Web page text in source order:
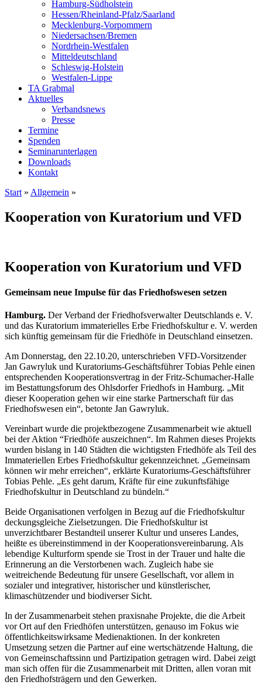
Hamburg-Südholstein
Hessen/Rheinland-Pfalz/Saarland
Mecklenburg-Vorpommern
Niedersachsen/Bremen
Nordrhein-Westfalen
Mitteldeutschland
Schleswig-Holstein
Westfalen-Lippe
TA Grabmal
Aktuelles
Verbandsnews
Presse
Termine
Spenden
Seminarunterlagen
Downloads
Kontakt
Start » Allgemein »
Kooperation von Kuratorium und VFD
Kooperation von Kuratorium und VFD
Gemeinsam neue Impulse für das Friedhofswesen setzen
Hamburg. Der Verband der Friedhofsverwalter Deutschlands e. V.
und das Kuratorium immaterielles Erbe Friedhofskultur e. V. werden
sich künftig gemeinsam für die Friedhöfe in Deutschland einsetzen.
Am Donnerstag, den 22.10.20, unterschrieben VFD-Vorsitzender
Jan Gawryluk und Kuratoriums-Geschäftsführer Tobias Pehle einen
entsprechenden Kooperationsvertrag in der Fritz-Schumacher-Halle
im Bestattungsforum des Ohlsdorfer Friedhofs in Hamburg. „Mit
dieser Kooperation gehen wir eine starke Partnerschaft für das
Friedhofswesen ein“, betonte Jan Gawryluk.
Vereinbart wurde die projektbezogene Zusammenarbeit wie aktuell
bei der Aktion “Friedhöfe auszeichnen“. Im Rahmen dieses Projekts
wurden bislang in 140 Städten die wichtigsten Friedhöfe als Teil des
Immateriellen Erbes Friedhofskultur gekennzeichnet. „Gemeinsam
können wir mehr erreichen“, erklärte Kuratoriums-Geschäftsführer
Tobias Pehle. „Es geht darum, Kräfte für eine zukunftsfähige
Friedhofskultur in Deutschland zu bündeln.“
Beide Organisationen verfolgen in Bezug auf die Friedhofskultur
deckungsgleiche Zielsetzungen. Die Friedhofskultur ist
unverzichtbarer Bestandteil unserer Kultur und unseres Landes,
heißte es übereinstimmend in der Kooperationsvereinbarung. Als
lebendige Kulturform spende sie Trost in der Trauer und halte die
Erinnerung an die Verstorbenen wach. Zugleich habe sie
weitreichende Bedeutung für unsere Gesellschaft, vor allem in
sozialer und integrativer, historischer und künstlerischer,
klimaschützender und biodiverser Sicht.
In der Zusammenarbeit stehen praxisnahe Projekte, die die Arbeit
vor Ort auf den Friedhöfen unterstützen, genauso im Fokus wie
öffentlichkeitswirksame Medienaktionen. In der konkreten
Umsetzung setzen die Partner auf eine wertschätzende Haltung, die
von Gemeinschaftssinn und Partizipation getragen wird. Dabei zeigt
man sich offen für die Zusammenarbeit mit Dritten, allen voran mit
den Friedhofsträgern und den Gewerken.